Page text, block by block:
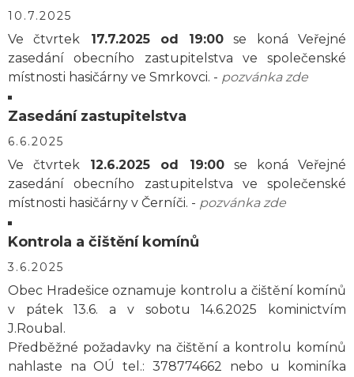
10.7.2025
Ve čtvrtek 17.7.2025 od 19:00 se koná Veřejné
zasedání obecního zastupitelstva ve společenské
místnosti hasičárny ve Smrkovci. - pozvánka zde
Zasedání zastupitelstva
6.6.2025
Ve čtvrtek 12.6.2025 od 19:00se koná Veřejné
zasedání obecního zastupitelstva ve společenské
místnosti hasičárny v Černíči. - pozvánka zde
Kontrola a čištění komínů
3.6.2025
Obec Hradešice oznamuje kontrolu a čištění komínů
v pátek 13.6. a v sobotu 14.6.2025 kominictvím
J.Roubal.
Předběžné požadavky na čištění a kontrolu komínů
nahlaste na OÚ tel.: 378774662 nebo u kominíka